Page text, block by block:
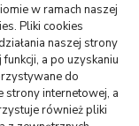
w ramach naszej
Pliki cookies
naszej strony
a po uzyskaniu
do
strony internetowej, a
również pliki